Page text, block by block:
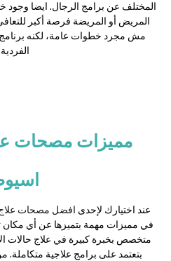
المختلف عن برامج الرجال. ايضا وجود
المريض أو المريضة فرصة أكبر
مش مجرد خطوات عامة، لكنه
مميزات مصحات
عند اختيارك لإحدى افضل مصحات
في مميزات مهمة بتميزها عن أي
متخصص بخبرة كبيرة في علاج حالات
بتعتمد على برامج علاجية متكاملة.